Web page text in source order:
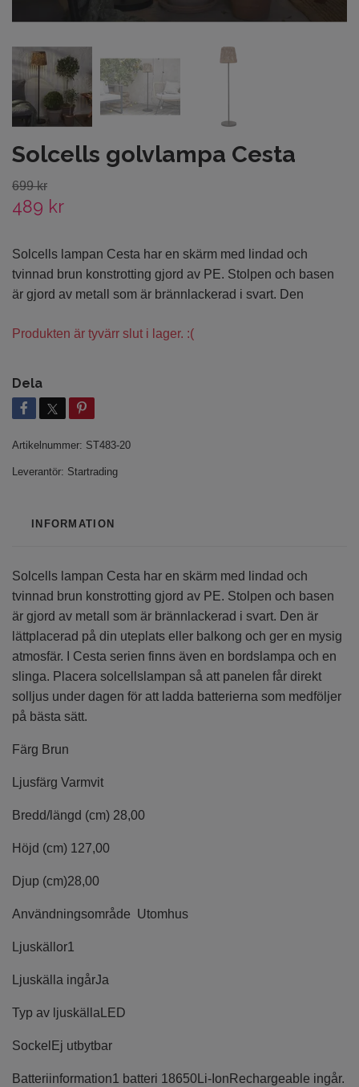
Solcells golvlampa Cesta
699 kr
489 kr
Solcells lampan Cesta har en skärm med lindad och
tvinnad brun konstrotting gjord av PE. Stolpen och basen
är gjord av metall som är brännlackerad i svart. Den
Produkten är tyvärr slut i lager. :(
Dela
Artikelnummer: ST483-20
Leverantör: Startrading
INFORMATION
Solcells lampan Cesta har en skärm med lindad och
tvinnad brun konstrotting gjord av PE. Stolpen och basen
är gjord av metall som är brännlackerad i svart. Den är
lättplacerad på din uteplats eller balkong och ger en mysig
atmosfär. I Cesta serien finns även en bordslampa och en
slinga. Placera solcellslampan så att panelen får direkt
solljus under dagen för att ladda batterierna som medföljer
på bästa sätt.
Färg Brun
Ljusfärg Varmvit
Bredd/längd (cm) 28,00
Höjd (cm) 127,00
Djup (cm)28,00
Användningsområde Utomhus
Ljuskällor1
Ljuskälla ingårJa
Typ av ljuskälla LED
Sockel Ej utbytbar
Batteriinformation1 batteri 18650Li-IonRechargeable ingår.